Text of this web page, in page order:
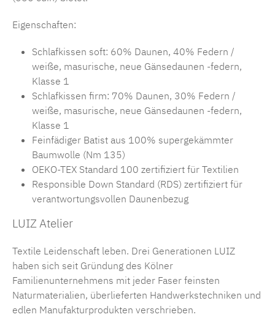
Eigenschaften:
Schlafkissen soft: 60% Daunen, 40% Federn /
weiße, masurische, neue Gänsedaunen -federn,
Klasse 1
Schlafkissen firm: 70% Daunen, 30% Federn /
weiße, masurische, neue Gänsedaunen -federn,
Klasse 1
Feinfädiger Batist aus 100% supergekämmter
Baumwolle (Nm 135)
OEKO-TEX Standard 100 zertifiziert für Textilien
Responsible Down Standard (RDS) zertifiziert für
verantwortungsvollen Daunenbezug
LUIZ Atelier
Textile Leidenschaft leben. Drei Generationen LUIZ
haben sich seit Gründung des Kölner
Familienunternehmens mit jeder Faser feinsten
Naturmaterialien, überlieferten Handwerkstechniken und
edlen Manufakturprodukten verschrieben.